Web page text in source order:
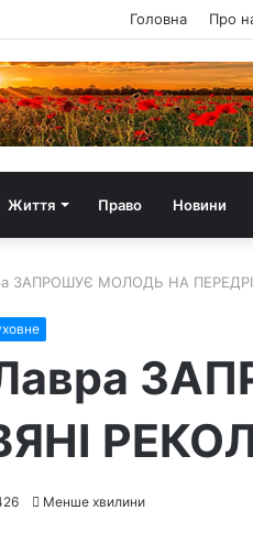
Головна Про
Життя Право Новини
ЗАПРОШУЄ МОЛОДЬ НА
Лавра
Менше хвилини